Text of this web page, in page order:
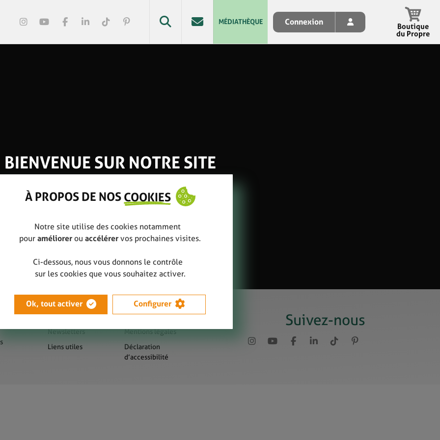
MÉDIATHÈQUE Connexion
Boutique
du Propre
Presse
Newsletters
Liens utiles
Sitemap
Mentions légales
Déclaration
d’accessibilité
Suivez-nous
BIENVENUE SUR NOTRE SITE
À PROPOS DE NOS COOKIES
Notre site utilise des cookies notamment
pour améliorer ou accélérer vos prochaines visites.
Ci-dessous, nous vous donnons le contrôle
sur les cookies que vous souhaitez activer.
Ok, tout activer Configurer